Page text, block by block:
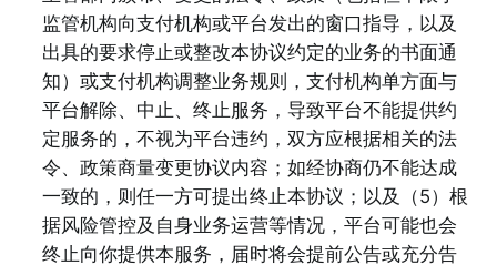
监管机构向支付机构或平台发出的窗口指导，以及
出具的要求停止或整改本协议约定的业务的书面通
知）或支付机构调整业务规则，支付机构单方面与
平台解除、中止、终止服务，导致平台不能提供约
定服务的，不视为平台违约，双方应根据相关的法
令、政策商量变更协议内容；如经协商仍不能达成
一致的，则任一方可提出终止本协议；以及（5）根
据风险管控及自身业务运营等情况，平台可能也会
终止向你提供本服务，届时将会提前公告或充分告